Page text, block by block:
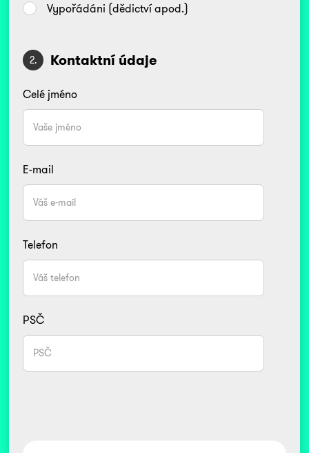
Vypořádáni (dědictví apod.)
2. Kontaktní údaje
Celé jméno
E-mail
Telefon
PSČ